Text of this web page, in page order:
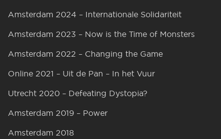
Amsterdam 2024 – Internationale Solidariteit
Amsterdam 2023 – Now is the Time of Monsters
Amsterdam 2022 – Changing the Game
Online 2021 – Uit de Pan – In het Vuur
Utrecht 2020 – Defeating Dystopia?
Amsterdam 2019 – Power
Amsterdam 2018